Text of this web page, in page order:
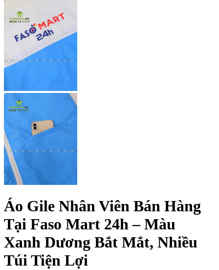
Áo Gile Nhân Viên Bán Hàng
Tại Faso Mart 24h – Màu
Xanh Dương Bắt Mắt, Nhiều
Túi Tiện Lợi